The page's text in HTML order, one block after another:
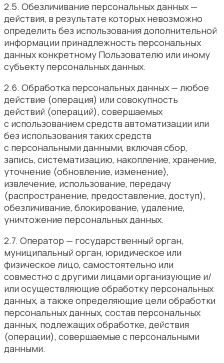
2.5. Обезличивание персональных данных —
действия, в результате которых невозможно
определить без использования дополнительной
информации принадлежность персональных
данных конкретному Пользователю или иному
субъекту персональных данных.
2.6. Обработка персональных данных — любое
действие (операция) или совокупность
действий (операций), совершаемых
с использованием средств автоматизации или
без использования таких средств
с персональными данными, включая сбор,
запись, систематизацию, накопление, хранение,
уточнение (обновление, изменение),
извлечение, использование, передачу
(распространение, предоставление, доступ),
обезличивание, блокирование, удаление,
уничтожение персональных данных.
2.7. Оператор — государственный орган,
муниципальный орган, юридическое или
физическое лицо, самостоятельно или
совместно с другими лицами организующие и/
или осуществляющие обработку персональных
данных, а также определяющие цели обработки
персональных данных, состав персональных
данных, подлежащих обработке, действия
(операции), совершаемые с персональными
данными.